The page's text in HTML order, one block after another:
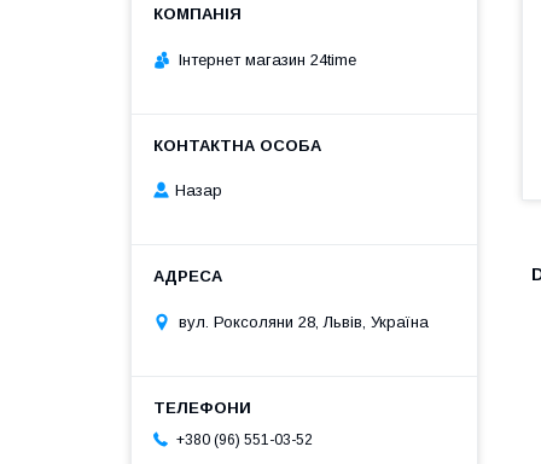
Інтернет магазин 24time
Назар
вул. Роксоляни 28, Львів, Україна
+380 (96) 551-03-52